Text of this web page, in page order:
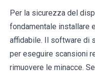
Per la sicurezza del
fondamentale installare
affidabile. Il software di
per eseguire scansioni
rimuovere le minacce.